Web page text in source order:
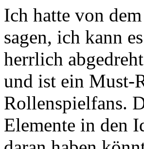
Ich hatte von
sagen, ich kann
herrlich
und ist ein Must-
Rollenspielfans.
Elemente in den